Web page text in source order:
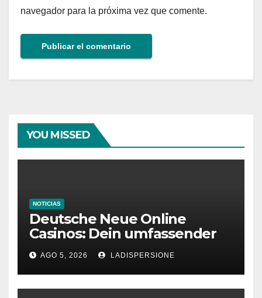
navegador para la próxima vez que comente.
YOU MISSED
NOTICIAS
Deutsche Neue Online
Casinos: Dein umfassender
Ratgeber für moderne
Glücksspielplattformen
AGO 5, 2026 LADISPERSIONE